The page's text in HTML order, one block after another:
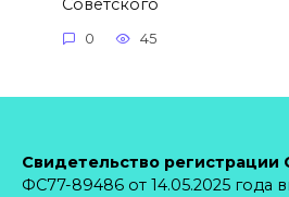
Советского
0 45
Свидетельство
ФС77-89486 от 14.05.2025 года